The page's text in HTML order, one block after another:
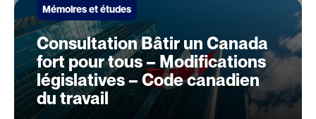
Mémoires et études
Consultation Bâtir un Canada
fort pour tous – Modifications
législatives – Code canadien
du travail